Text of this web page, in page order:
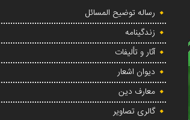
رساله توضیح المسائل
زندگینامه
آثار و تألیفات
دیوان اشعار
معارف دین
گالری تصاویر